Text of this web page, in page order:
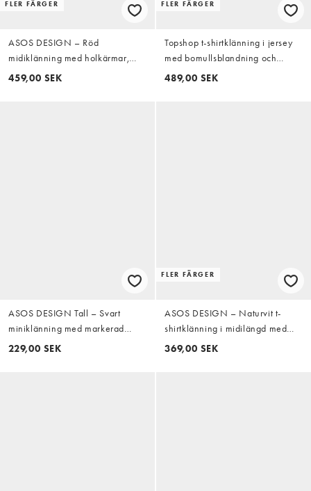
FLER FÄRGER
ASOS DESIGN – Röd
midiklänning med holkärmar,
knäppning framtill och
459,00 SEK
FLER FÄRGER
Topshop t-shirtklänning i jersey
med bomullsblandning och
uppvikta ärmar i vitt
489,00 SEK
ASOS DESIGN Tall – Svart
miniklänning med markerad
midja och dekorativ söm
229,00 SEK
FLER FÄRGER
ASOS DESIGN – Naturvit t-
shirtklänning i midilängd med
pingvinärm
369,00 SEK